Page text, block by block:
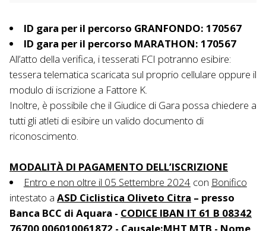
ID gara per il percorso GRANFONDO: 170567
ID gara per il percorso MARATHON: 170567
All’atto della verifica, i tesserati FCI potranno esibire:
tessera telematica scaricata sul proprio cellulare oppure il
modulo di iscrizione a Fattore K.
Inoltre, è possibile che il Giudice di Gara possa chiedere a
tutti gli atleti di esibire un valido documento di
riconoscimento.
MODALITÀ DI PAGAMENTO DELL’ISCRIZIONE
Entro e non oltre il 05 Settembre 2024 con Bonifico
intestato a ASD Ciclistica Oliveto Citra – presso
Banca BCC di Aquara - CODICE IBAN IT 61 B 08342
76700 006010061872 - Causale:MHT MTB - Nome